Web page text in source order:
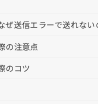
送信エラーで送れない
の注意点
のコツ